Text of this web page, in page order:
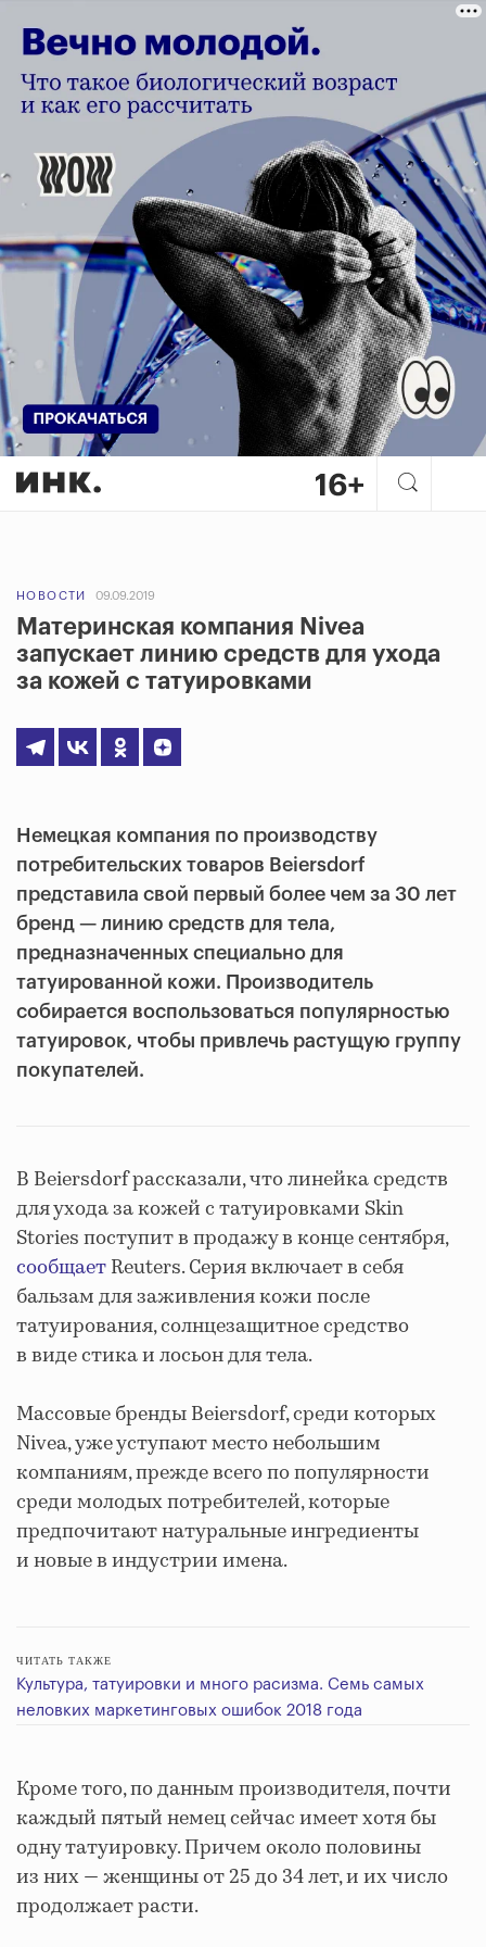
НОВОСТИ 09.09.2019
Материнская компания Nivea
запускает линию средств для ухода
за кожей с татуировками
Немецкая компания по производству
потребительских товаров Beiersdorf
представила свой первый более чем за 30 лет
бренд — линию средств для тела,
предназначенных специально для
татуированной кожи. Производитель
собирается воспользоваться популярностью
татуировок, чтобы привлечь растущую группу
покупателей.
В Beiersdorf рассказали, что линейка средств
для ухода за кожей с татуировками Skin
Stories поступит в продажу в конце сентября,
сообщаетReuters. Серия включает в себя
бальзам для заживления кожи после
татуирования, солнцезащитное средство
в виде стика и лосьон для тела.
Массовые бренды Beiersdorf, среди которых
Nivea, уже уступают место небольшим
компаниям, прежде всего по популярности
среди молодых потребителей, которые
предпочитают натуральные ингредиенты
и новые в индустрии имена.
ЧИТАТЬ ТАКЖЕ
Культура, татуировки и много расизма. Семь самых
неловких маркетинговых ошибок 2018 года
Кроме того, по данным производителя, почти
каждый пятый немец сейчас имеет хотя бы
одну татуировку. Причем около половины
из них — женщины от 25 до 34 лет, и их число
продолжает расти.